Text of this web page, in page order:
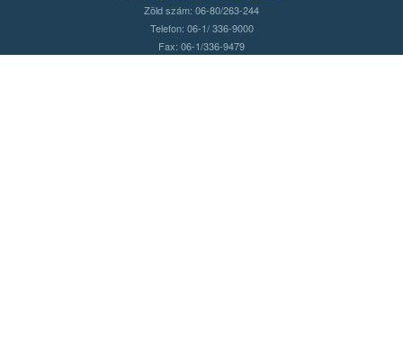
Zöld szám: 06-80/263-244
Telefon: 06-1/ 336-9000
Fax: 06-1/336-9479